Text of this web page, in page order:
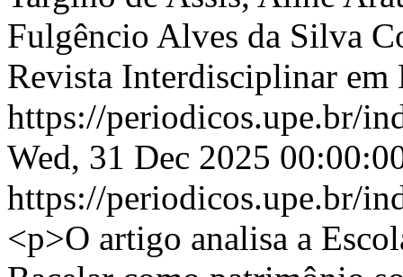
Fulgêncio Alves da Silva
Revista Interdisciplinar em
https://periodicos.upe.br/
Wed, 31 Dec 2025
https://periodicos.upe.br/
<p>O artigo analisa a